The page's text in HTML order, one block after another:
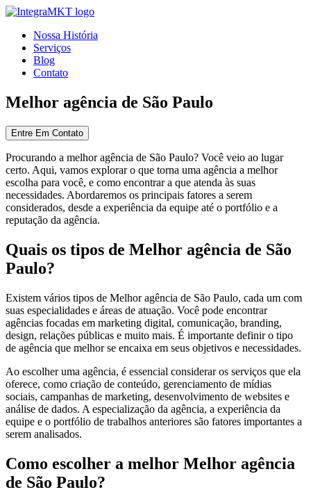
Nossa História
Serviços
Blog
Contato
Melhor agência de São Paulo
Entre Em Contato
Procurando a melhor agência de São Paulo? Você veio ao lugar
certo. Aqui, vamos explorar o que torna uma agência a melhor
escolha para você, e como encontrar a que atenda às suas
necessidades. Abordaremos os principais fatores a serem
considerados, desde a experiência da equipe até o portfólio e a
reputação da agência.
Quais os tipos de Melhor agência de São
Paulo?
Existem vários tipos de Melhor agência de São Paulo, cada um com
suas especialidades e áreas de atuação. Você pode encontrar
agências focadas em marketing digital, comunicação, branding,
design, relações públicas e muito mais. É importante definir o tipo
de agência que melhor se encaixa em seus objetivos e necessidades.
Ao escolher uma agência, é essencial considerar os serviços que ela
oferece, como criação de conteúdo, gerenciamento de mídias
sociais, campanhas de marketing, desenvolvimento de websites e
análise de dados. A especialização da agência, a experiência da
equipe e o portfólio de trabalhos anteriores são fatores importantes a
serem analisados.
Como escolher a melhor Melhor agência
de São Paulo?